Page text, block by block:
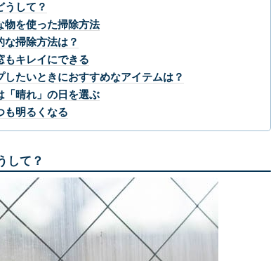
うして？
物を使った掃除方法
な掃除方法は？
もキレイにできる
たいときにおすすめなアイテムは？
「晴れ」の日を選ぶ
も明るくなる
して？